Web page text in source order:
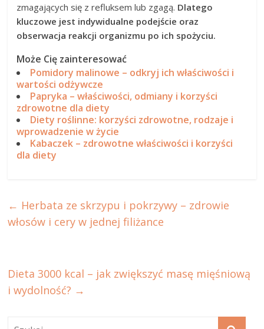
zmagających się z refluksem lub zgagą. Dlatego
kluczowe jest indywidualne podejście oraz
obserwacja reakcji organizmu po ich spożyciu.
Może Cię zainteresować
Pomidory malinowe – odkryj ich właściwości i
wartości odżywcze
Papryka – właściwości, odmiany i korzyści
zdrowotne dla diety
Diety roślinne: korzyści zdrowotne, rodzaje i
wprowadzenie w życie
Kabaczek – zdrowotne właściwości i korzyści
dla diety
← Herbata ze skrzypu i pokrzywy – zdrowie
włosów i cery w jednej filiżance
Dieta 3000 kcal – jak zwiększyć masę mięśniową
i wydolność? →